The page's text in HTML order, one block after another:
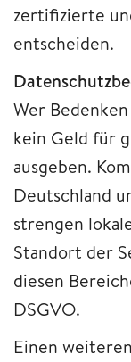
zertifizierte
entscheiden.
Wer
kein Geld für
ausgeben.
Deutschland
strengen
Standort der
diesen
DSGVO.
Einen